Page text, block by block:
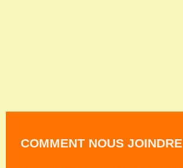
COMMENT NOUS JOINDRE